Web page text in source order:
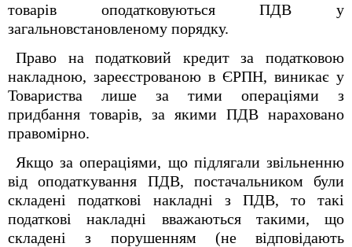
товарів оподатковуються ПДВ у
загальновстановленому порядку.
Право на податковий кредит за податковою
накладною, зареєстрованою в ЄРПН, виникає у
Товариства лише за тими операціями з
придбання товарів, за якими ПДВ нараховано
правомірно.
Якщо за операціями, що підлягали звільненню
від оподаткування ПДВ, постачальником були
складені податкові накладні з ПДВ, то такі
податкові накладні вважаються такими, що
складені з порушенням (не відповідають